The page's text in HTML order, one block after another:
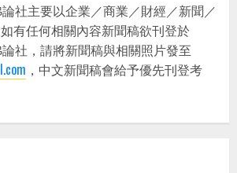
社主要以企業／商業／財經／新聞／
有任何相關內容新聞稿欲刊登於
弗論社，請將新聞稿與相關照片發至
，中文新聞稿會給予優先刊登考